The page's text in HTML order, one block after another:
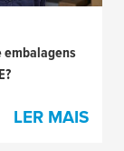
embalagens
LER MAIS